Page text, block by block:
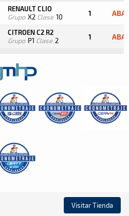
RENAULT CLIO
Grupo X2 Clase 10 1
CITROEN C2 R2
Grupo P1 Clase 2 1
Visitar Tienda